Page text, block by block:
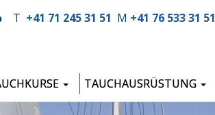
T +41 71 245 31 51 M +41 76 533 31 51
TAUCHAUSRÜSTUNG